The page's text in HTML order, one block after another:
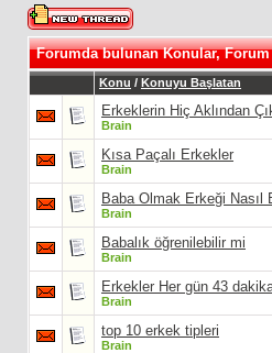
Forumda bulunan Konular,
Konu / Konuyu Başlatan
Erkeklerin Hiç Aklından
Brain
Kısa Paçalı Erkekler
Brain
Baba Olmak Erkeği Nasıl
Brain
Babalık öğrenilebilir mi
Brain
Erkekler Her gün 43
Brain
top 10 erkek tipleri
Brain